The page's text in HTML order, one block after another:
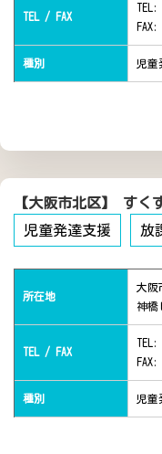
TEL / FAX
種別 児童
【大阪市北区】 すく
児童発達支援
放
所在地
大阪
神橋
TEL / FAX
種別 児童